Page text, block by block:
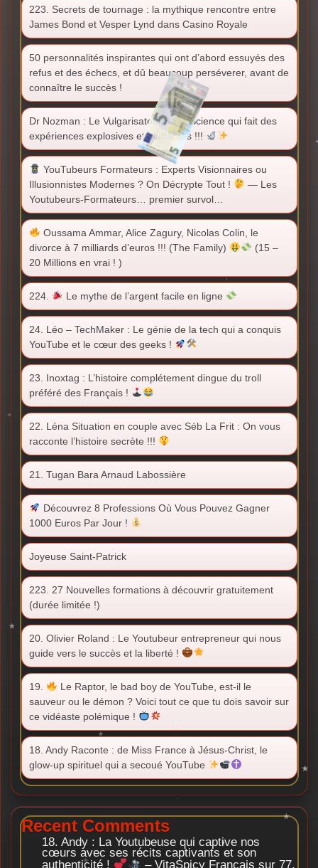
223. Secrets de tournage : la mythique rencontre entre
James Bond et Vesper Lynd dans Casino Royale
50 personnalités inspirantes qui ont d’abord essuyés des
refus et des échecs, et dû beaucoup perséverer, avant de
connaître le succès !
Dr Nozman : Le Vulgarisateur de la Science qui fait des
expériences explosives et bluffantes !!!
YouTubeurs Formateurs : Experts Visionnaires ou
Illusionnistes Modernes ? On Décrypte Tout !
— Les
Youtubeurs-Formateurs… premier survol…
Oussama Ammar, Alice Zagury, Nicolas Colin, le
divorce à 7 milliards d’euros !!! (The Family)
(15 –
20 Millions en vrai ! )
224. Le mythe de l’argent facile en ligne
24. Léo – TechMaker : Le génie de la tech qui a conquis
YouTube et le cœur des geeks !
23. Inoxtag : L’histoire complétement dingue du troll
préféré des Français !
22. Léna Situation en couple avec Séb La Frit : On vous
racconte l’histoire secrète !!!
21. Tugan Bara Arnaud Labossière
Découvrez 8 Professions Où Vous Pouvez Gagner
1000 Euros Par Jour !
Joyeuse Saint-Patrick
223. 27 Nouvelles formations à découvrir gratuitement
(durée limitée !)
20. Olivier Roland : Le Youtubeur entrepreneur qui nous
guide vers le succès et la liberté !
19.
Le Raptor, le bad boy de YouTube, est-il le
sauveur ou le démon ? Voici tout ce que tu dois savoir sur
ce vidéaste polémique !
18. Andy Raconte : de Miss France à Jésus-Christ, le
glow-up spirituel qui a secoué YouTube
Recent Comments
18. Andy : La Youtubeuse qui captive nos
cœurs avec ses récits captivants et son
authenticité !
– VitaSpicy Français sur 77.